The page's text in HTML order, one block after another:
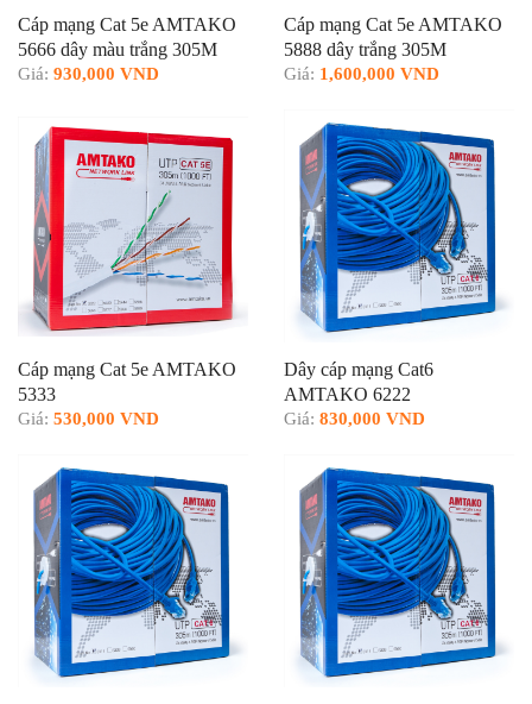
Cáp mạng Cat 5e AMTAKO
5666 dây màu trắng 305M
Giá: 930,000 VND
Cáp mạng Cat 5e AMTAKO
5888 dây trắng 305M
Giá: 1,600,000 VND
Cáp mạng Cat 5e AMTAKO
5333
Giá: 530,000 VND
Dây cáp mạng Cat6
AMTAKO 6222
Giá: 830,000 VND